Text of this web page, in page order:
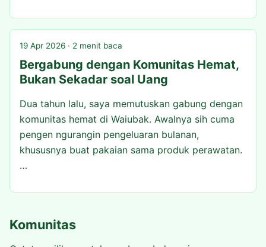
19 Apr 2026 · 2 menit baca
Bergabung dengan Komunitas Hemat,
Bukan Sekadar soal Uang
Dua tahun lalu, saya memutuskan gabung dengan
komunitas hemat di Waiubak. Awalnya sih cuma
pengen ngurangin pengeluaran bulanan,
khususnya buat pakaian sama produk perawatan.
…
Komunitas